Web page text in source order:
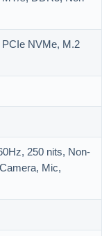
NVMe, M.2
250 nits, Non-
Mic,